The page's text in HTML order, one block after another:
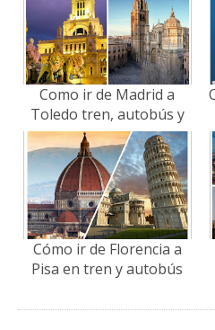
Como ir de Madrid a
Toledo tren, autobús y
coche
Cómo ir de Florencia a
Pisa en tren y autobús